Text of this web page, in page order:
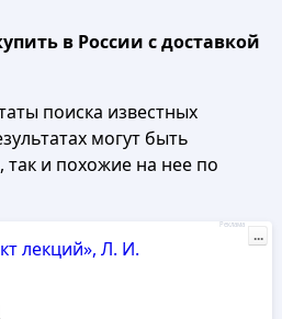
в России с доставкой
поиска известных
могут быть
так и похожие на нее по
лекций», Л. И.
Реклама
...